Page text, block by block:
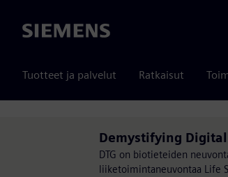
Siemens
Tuotteet ja palvelut Ratkaisut
Demystifying
DTG on biotieteiden
liiketoimintaneuvontaa Life